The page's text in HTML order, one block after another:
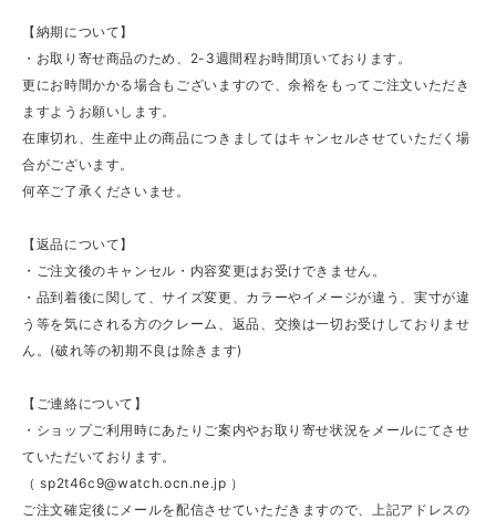
【納期について】
・お取り寄せ商品のため、2-3週間程お時間頂いております。
更にお時間かかる場合もございますので、余裕をもってご注文いただき
ますようお願いします。
在庫切れ、生産中止の商品につきましてはキャンセルさせていただく場
合がございます。
何卒ご了承くださいませ。
【返品について】
・ご注文後のキャンセル・内容変更はお受けできません。
・品到着後に関して、サイズ変更、カラーやイメージが違う、実寸が違
う等を気にされる方のクレーム、返品、交換は一切お受けしておりませ
ん。(破れ等の初期不良は除きます)
【ご連絡について】
・ショップご利用時にあたりご案内やお取り寄せ状況をメールにてさせ
ていただいております。
（sp2t46c9@watch.ocn.ne.jp ）
ご注文確定後にメールを配信させていただきますので、上記アドレスの